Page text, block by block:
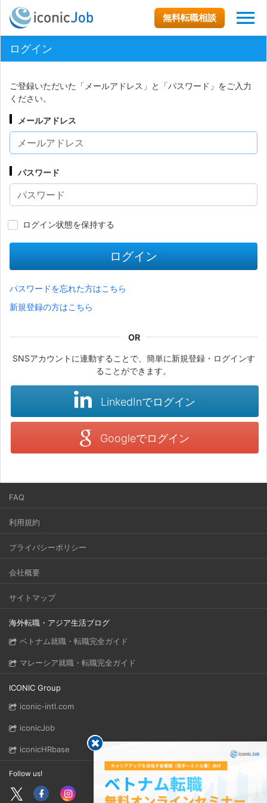
無料転職相談
ログイン
ご登録いただいた「メールアドレス」と「パスワード」をご入力
ください。
メールアドレス
パスワード
ログイン状態を保持する
ログイン
パスワードを忘れた方はこちら
新規登録の方はこちら
SNSアカウントに連動することで、簡単に新規登録・ログインす
ることができます。
LinkedInでログイン
Googleでログイン
FAQ
利用規約
プライバシーポリシー
会社概要
サイトマップ
海外転職・アジア生活ブログ
ベトナム就職・転職完全ガイド
マレーシア就職・転職完全ガイド
ICONIC Group
iconic-intl.com
iconicJob
iconicHRbase
Follow us!